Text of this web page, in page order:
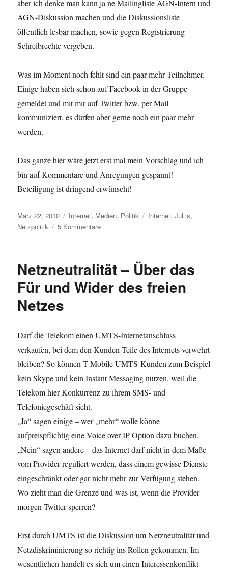
aber ich denke man kann ja ne Mailingliste AGN-Intern und
AGN-Diskussion machen und die Diskussionsliste
öffentlich lesbar machen, sowie gegen Registrierung
Schreibrechte vergeben.
Was im Moment noch fehlt sind ein paar mehr Teilnehmer.
Einige haben sich schon auf Facebook in der Gruppe
gemeldet und mit mir auf Twitter bzw. per Mail
kommuniziert, es dürfen aber gerne noch ein paar mehr
werden.
Das ganze hier wäre jetzt erst mal mein Vorschlag und ich
bin auf Kommentare und Anregungen gespannt!
Beteiligung ist dringend erwünscht!
Veröffentlicht
am
März 22, 2010 Kategorien
Internet, Medien, Politik Schlagwörter
Internet,JuLis,
Netzpolitik
5 Kommentarezu
JuLis
Netzneutralität – Über das
Für und Wider des freien
Netzes
Darf die Telekom einen UMTS-Internetanschluss
verkaufen, bei dem den Kunden Teile des Internets verwehrt
bleiben? So können T-Mobile UMTS-Kunden zum Beispiel
kein Skype und kein Instant Messaging nutzen, weil die
Telekom hier Konkurrenz zu ihrem SMS- und
Telefoniegeschäft sieht.
„Ja“ sagen einige – wer „mehr“ wolle könne
aufpreispflichtig eine Voice over IP Option dazu buchen.
„Nein“ sagen andere – das Internet darf nicht in dem Maße
vom Provider reguliert werden, dass einem gewisse Dienste
eingeschränkt oder gar nicht mehr zur Verfügung stehen.
Wo zieht man die Grenze und was ist, wenn die Provider
morgen Twitter sperren?
Erst durch UMTS ist die Diskussion um Netzneutralität und
Netzdiskriminierung so richtig ins Rollen gekommen. Im
wesentlichen handelt es sich um einen Interessenkonflikt